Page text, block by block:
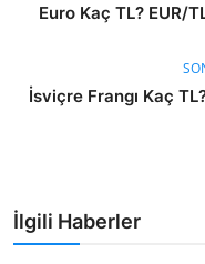
Euro Kaç TL? EUR/
İsviçre Frangı Kaç
İlgili Haberler